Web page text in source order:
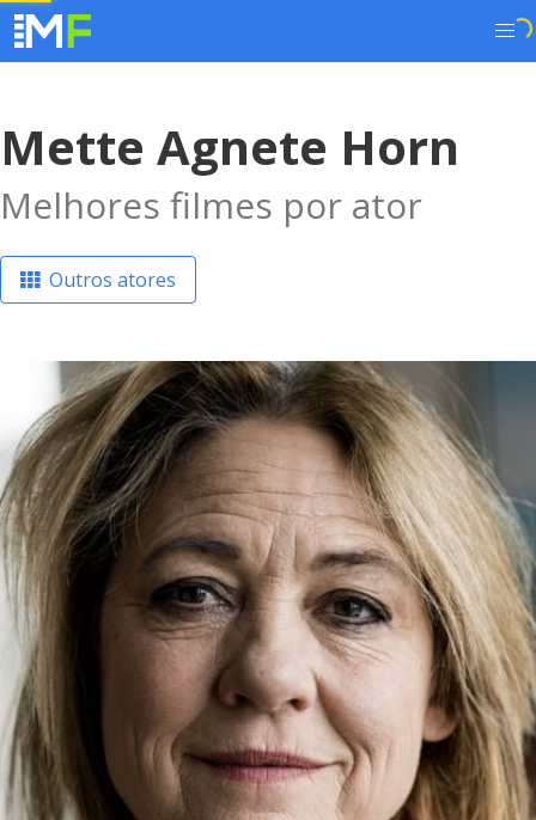
Mette Agnete Horn
Melhores filmes por ator
Outros atores